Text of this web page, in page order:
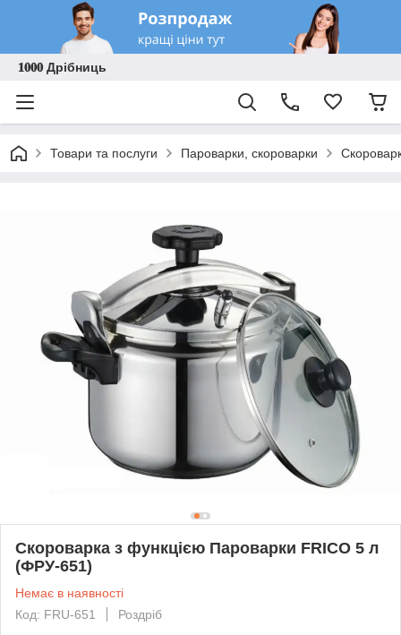
𝟏𝟎𝟎𝟎 Дрібниць
Товари та послуги Пароварки, скороварки
Скороварка з функцією Пароварки FRICO 5 л
(ФРУ-651)
Немає в наявності
Код: FRU-651
Роздріб